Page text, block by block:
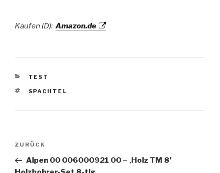
Kaufen (D): Amazon.de
KATEGORIEN
TEST
SCHLAGWÖRTER
SPACHTEL
Beitragsnavigation
Vorheriger
Beitrag
ZURÜCK
Alpen 00 006000921 00 – ‚Holz TM 8’